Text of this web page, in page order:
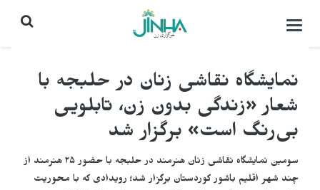
باز
بستن
نمایشگاه نقاشی زنان در حلبجه با
شعار «زندگی بدون زن، تابلویی
بی‌رنگ است» برگزار شد
سومین نمایشگاه نقاشی زنان هنرمند در حلبجه با حضور ۲۵ هنرمند از
چند شهر اقلیم باشور کوردستان برگزار شد؛ رویدادی که با محوریت